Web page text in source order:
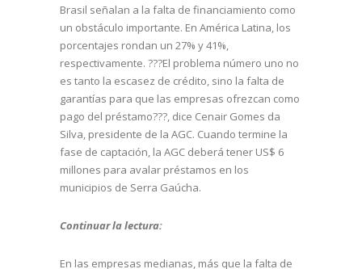
Brasil señalan a la falta de financiamiento como
un obstáculo importante. En América Latina, los
porcentajes rondan un 27% y 41%,
respectivamente. ???El problema número uno no
es tanto la escasez de crédito, sino la falta de
garantías para que las empresas ofrezcan como
pago del préstamo???, dice Cenair Gomes da
Silva, presidente de la AGC. Cuando termine la
fase de captación, la AGC deberá tener US$ 6
millones para avalar préstamos en los
municipios de Serra Gaúcha.
Continuar la lectura:
En las empresas medianas, más que la falta de